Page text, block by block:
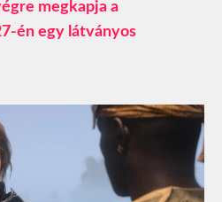
megkapja a
én egy látványos